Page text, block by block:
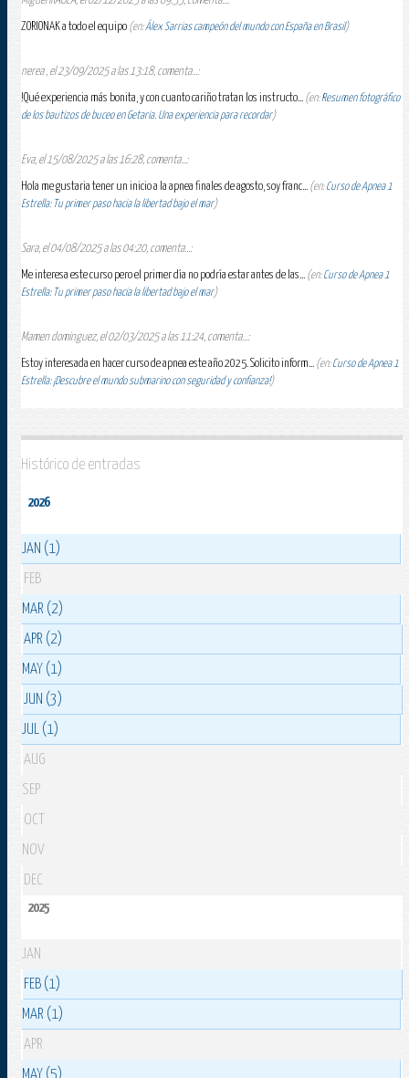
ZORIONAK a todo el equipo (en:Álex Sarrias campeón del mundo con España en Brasil)
nerea , el 23/09/2025 a las 13:18, comenta...:
!Qué experiencia más bonita, y con cuanto cariño tratan los instructo... (en:Resumen fotográfico
de los bautizos de buceo en Getaria. Una experiencia para recordar)
Eva, el 15/08/2025 a las 16:28, comenta...:
Hola me gustaria tener un inicio a la apnea finales de agosto, soy franc... (en:Curso de Apnea 1
Estrella: Tu primer paso hacia la libertad bajo el mar)
Sara, el 04/08/2025 a las 04:20, comenta...:
Me interesa este curso pero el primer día no podría estar antes de las... (en:Curso de Apnea 1
Estrella: Tu primer paso hacia la libertad bajo el mar)
Mamen dominguez, el 02/03/2025 a las 11:24, comenta...:
Estoy interesada en hacer curso de apnea este año 2025. Solicito inform... (en:Curso de Apnea 1
Estrella: ¡Descubre el mundo submarino con seguridad y confianza!)
Histórico de entradas
2026
JAN (1)
FEB
MAR (2)
APR (2)
MAY (1)
JUN (3)
JUL (1)
AUG
SEP
OCT
NOV
DEC
2025
JAN
FEB (1)
MAR (1)
APR